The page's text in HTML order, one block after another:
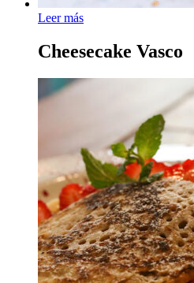
Leer más
Cheesecake Vasco